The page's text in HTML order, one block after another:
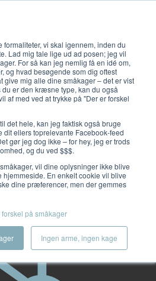
formaliteter, vi skal igennem, inden du
Lad mig tale lige ud ad posen; jeg vil
For så kan jeg nemlig få en idé om,
og hvad besøgende som dig oftest
mig alle dine småkager – det er vist
er den kræsne type, kan du også
af med ved at trykke på "Der er forskel
det hele, kan jeg faktisk også bruge
dit ellers toprelevante Facebook-feed
gør jeg dog ikke – for hey, jeg er trods
og du ved $$$.
vil dine oplysninger ikke blive
En enkelt cookie vil blive
dine præferencer, men der gemmes
forskel på småkager
Ingen arme, ingen kage
Åbn